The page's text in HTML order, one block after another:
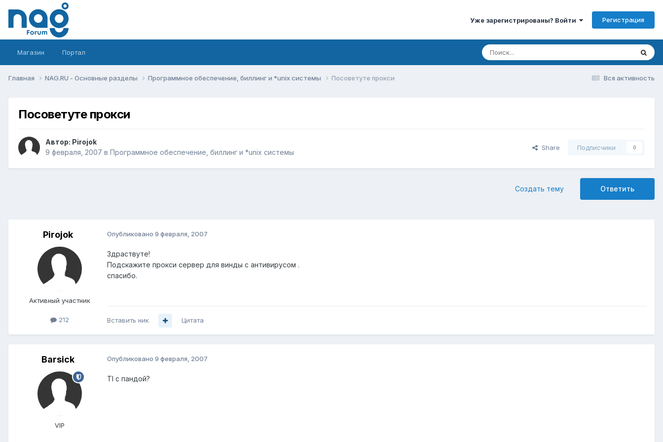
Уже зарегистрированы? Войти Регистрация
Магазин Портал
Вся активность
Главная NAG.RU - Основные разделы Программное обеспечение, биллинг и *unix системы Посоветуте прокси
Посоветуте прокси
Автор: Pirojok
9 февраля, 2007 в Программное обеспечение, биллинг и *unix системы
Share Подписчики 0
Ответить
Создать тему
Pirojok
Активный участник
212
Опубликовано 9 февраля, 2007
Здраствуте!
Подскажите прокси сервер для винды с антивирусом .
спасибо.
Вставить ник Цитата
Barsick
VIP
Опубликовано 9 февраля, 2007
TI с пандой?